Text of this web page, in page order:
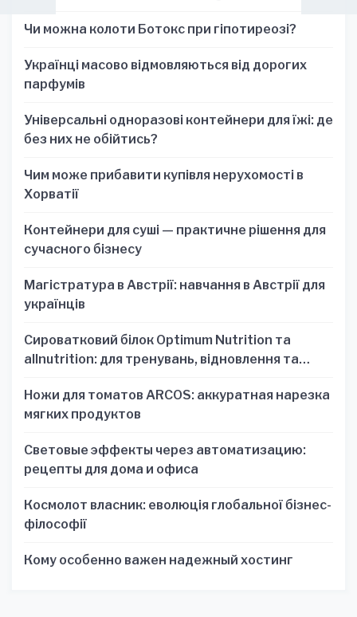
Чи можна колоти Ботокс при гіпотиреозі?
Українці масово відмовляються від дорогих
парфумів
Універсальні одноразові контейнери для їжі: де
без них не обійтись?
Чим може прибавити купівля нерухомості в
Хорватії
Контейнери для суші — практичне рішення для
сучасного бізнесу
Магістратура в Австрії: навчання в Австрії для
українців
Сироватковий білок Optimum Nutrition та
allnutrition: для тренувань, відновлення та
Ножи для томатов ARCOS: аккуратная нарезка
мягких продуктов
Световые эффекты через автоматизацию:
рецепты для дома и офиса
Космолот власник: еволюція глобальної бізнес-
філософії
Кому особенно важен надежный хостинг